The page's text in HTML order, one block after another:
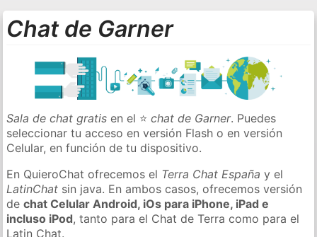
Chat de Garner
Sala de chat gratis en el ⭐chat de Garner. Puedes
seleccionar tu acceso en versión Flash o en versión
Celular, en función de tu dispositivo.
En QuieroChat ofrecemos el Terra Chat España y el
LatinChat sin java. En ambos casos, ofrecemos versión
dechat Celular Android, iOs para iPhone, iPad e
incluso iPod, tanto para el Chat de Terra como para el
Latin Chat.